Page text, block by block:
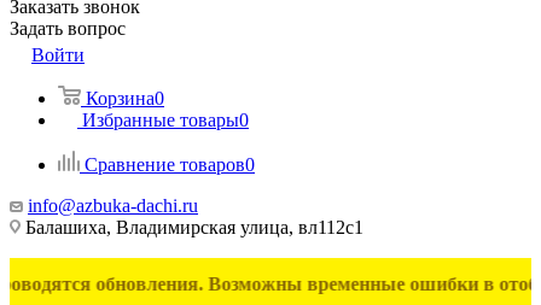
Заказать звонок
Задать вопрос
Войти
Корзина0
Избранные товары0
Сравнение товаров0
info@azbuka-dachi.ru
Балашиха, Владимирская улица, вл112с1
обновления. Возможны временные ошибки в